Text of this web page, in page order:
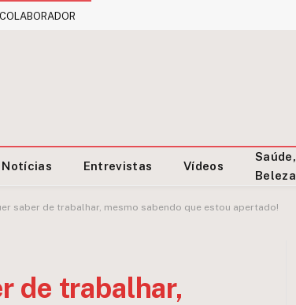
Notícias Entrevistas Vídeos
Saúde,
Beleza
saber de trabalhar, mesmo sabendo que estou apertado!
de trabalhar,